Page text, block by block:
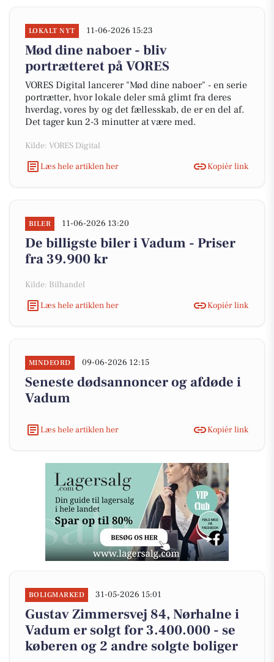
LOKALT NYT 11-06-2026 15:23
Mød dine naboer - bliv
portrætteret på VORES
VORES Digital lancerer "Mød dine naboer" - en serie
portrætter, hvor lokale deler små glimt fra deres
hverdag, vores by og det fællesskab, de er en del af.
Det tager kun 2-3 minutter at være med.
Kilde: VORES Digital
Læs hele artiklen her
Kopiér link
BILER 11-06-2026 13:20
De billigste biler i Vadum - Priser
fra 39.900 kr
Kilde: Bilhandel
Læs hele artiklen her
Kopiér link
MINDEORD 09-06-2026 12:15
Seneste dødsannoncer og afdøde i
Vadum
Læs hele artiklen her Kopiér link
BOLIGMARKED 31-05-2026 15:01
Gustav Zimmersvej 84, Nørhalne i
Vadum er solgt for 3.400.000 - se
køberen og 2 andre solgte boliger